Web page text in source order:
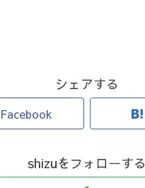
シェアする
Facebook
shizuをフォローする